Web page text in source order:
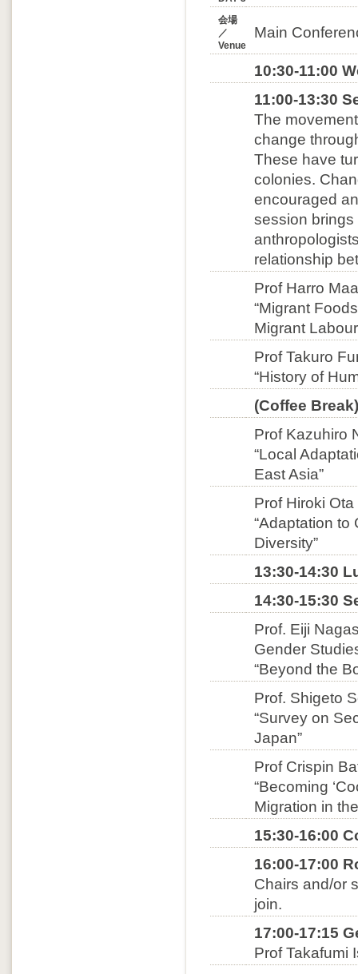
会場
／
Venue
Main
10:30-11:00
11:00-13:30
The
change
These have
colonies.
encouraged
session
relationship
Prof Harro
“Migrant
Migrant
Prof Takuro
“History of
(Coffee Break)
Prof Kazuhiro
“Local
East Asia”
Prof Hiroki
“Adaptation
Diversity”
13:30-14:30
14:30-15:30
Prof. Eiji
Gender
“Beyond the
Prof. Shigeto
“Survey on
Japan”
Prof Crispin
“Becoming
Migration in
15:30-16:00
16:00-17:00
Chairs and/or
join.
17:00-17:15
Prof Takafumi